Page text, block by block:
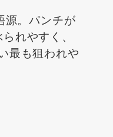
源。パンチが
れやすく、
最も狙われや